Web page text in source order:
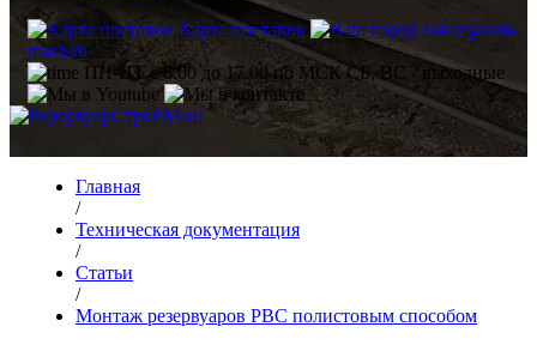
Карта поставок
zakaz@rsm-
mash.ru
ПН-ПТ с 8.00 до 17.00 по МСК СБ, ВС - выходные
Главная
/
Техническая документация
/
Статьи
/
Монтаж резервуаров РВС полистовым способом